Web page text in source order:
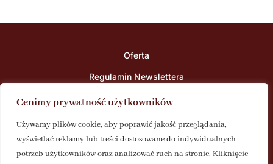
Cenimy prywatność użytkowników
Używamy plików cookie, aby poprawić jakość przeglądania,
wyświetlać reklamy lub treści dostosowane do indywidualnych
potrzeb użytkowników oraz analizować ruch na stronie. Kliknięcie
Oferta
Regulamin Newslettera
Polityka Prywatności
kontakt@czarnapszczola.buzz